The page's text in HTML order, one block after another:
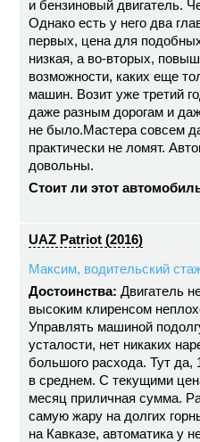
и бензиновый двигатель.
Однако есть у него два
первых, цена для
низкая, а во-вторых,
возможности, каких еще
машин. Возит уже третий
даже разным дорогам и
не было.Мастера совсем
практически не ломят.
довольны.
Стоит ли этот
UAZ Patriot (2016)
Максим, водительский
Достоинства: Двигатель
высоким клиренсом
Управлять машиной
усталости, нет никаких
большого расхода. Тут да,
в среднем. С текущими
месяц приличная сумма.
самую жару на долгих
на Кавказе, автоматика у